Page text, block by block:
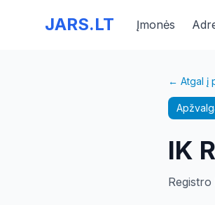
JARS.LT Įmonės
← Atgal į
IK
Registro